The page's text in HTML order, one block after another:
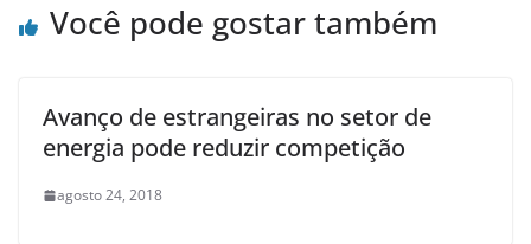
Você pode gostar também
Avanço de estrangeiras no setor de
energia pode reduzir competição
agosto 24, 2018